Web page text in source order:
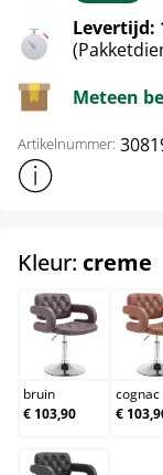
Levertijd:
Meteen
Artikelnummer:
Toon meer
Kleur: creme
bruin
bruin
€ 103,90
cognac
€